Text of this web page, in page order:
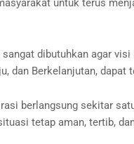
untuk terus
dibutuhkan agar
dan Berkelanjutan, dapat
berlangsung sekitar
tetap aman, tertib,